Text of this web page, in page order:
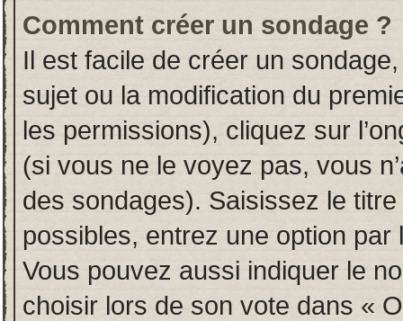
Comment créer un sondage ?
Il est facile de créer un
sujet ou la modification du
les permissions), cliquez sur
(si vous ne le voyez pas, vous
des sondages). Saisissez le
possibles, entrez une option
Vous pouvez aussi indiquer le
choisir lors de son vote dans «